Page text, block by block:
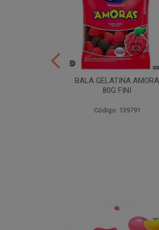
BALA GELATINA AMORA
80G FINI
Código: 139791